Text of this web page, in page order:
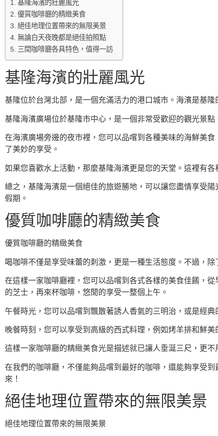
基隆海濱的壯麗風光
優質咖啡廳的精緻美食
絕佳地理位置帶來的無限美景
無論白天夜晚都是絕佳拍照點
三間咖啡廳各具特色，值得一訪
基隆海濱的壯麗風光
基隆位於台灣北部，是一個充滿活力的港口城市。海濱是基
基隆海濱廣場位於基隆市中心，是一個非常受歡迎的觀光景
在海濱廣場旁邊的夜市裡，您可以品嚐到各種美味的海鮮美
了美妙的享受。
如果您喜歡水上活動，那麼基隆海濱更是您的天堂。這裡有
總之，基隆海濱是一個絕佳的旅遊勝地，可以讓您盡情享受
假期。
優質咖啡廳的精緻美食
優質咖啡廳的精緻美食
喝咖啡不僅是享受味蕾的刺激，更是一種生活態度。不過，
在這樣一家咖啡廳裡，您可以品嚐到各式各樣的美食佳餚，
的芝士，再來杯咖啡，悠閒的享受一整個上午。
午餐時光，您可以品嚐到飄散著誘人香氣的三明治，或是經
晚餐時刻，您可以享受到高級的西式料理，例如烤羊排和鮮
這樣一家咖啡廳的精緻美食光是描述就已讓人垂涎三尺，更
在我們的咖啡廳，不僅能夠品嚐到最好的咖啡，還能夠享受
來！
絕佳地理位置帶來的無限美景
絕佳地理位置帶來的無限美景